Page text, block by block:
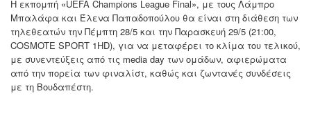
Η εκπομπή «UEFA Champions League Final», με τους Λάμπρο
Μπαλάφα και Έλενα Παπαδοπούλου θα είναι στη διάθεση των
τηλεθεατών την Πέμπτη 28/5 και την Παρασκευή 29/5 (21:00,
COSMOTE SPORT 1HD), για να μεταφέρει το κλίμα του τελικού,
με συνεντεύξεις από τις media day των ομάδων, αφιερώματα
από την πορεία των φιναλίστ, καθώς και ζωντανές συνδέσεις
με τη Βουδαπέστη.